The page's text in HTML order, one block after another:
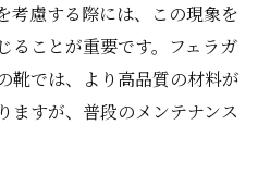
めの正しい収納環境
の靴の保管テクニック
めのおすすめ収納アイテ
考慮する際には、この現象を
ることが重要です。フェラガ
靴では、より高品質の材料が
ますが、普段のメンテナンス